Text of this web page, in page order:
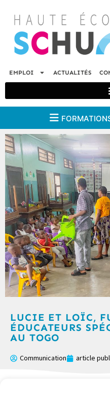
EMPLOI ACTUALITÉS
LUCIE ET LOÏC,
ÉDUCATEURS
AU TOGO
Communication article